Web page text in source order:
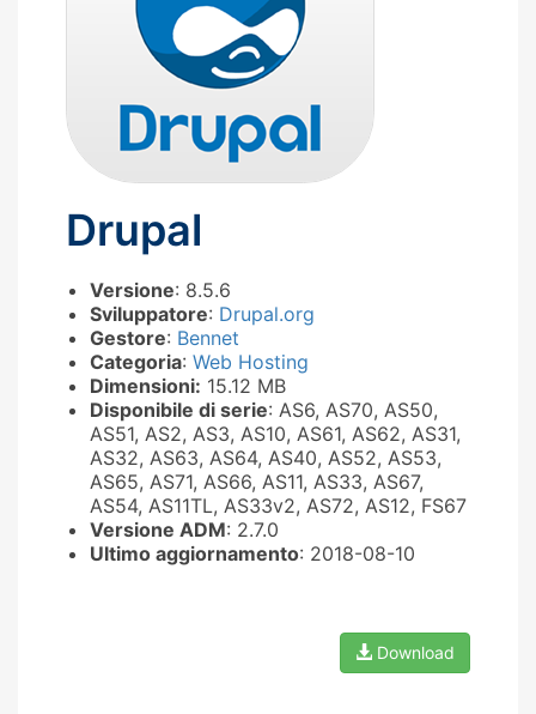
Drupal
Versione: 8.5.6
Sviluppatore: Drupal.org
Gestore: Bennet
Categoria: Web Hosting
Dimensioni: 15.12 MB
Disponibile di serie: AS6, AS70, AS50,
AS51, AS2, AS3, AS10, AS61, AS62, AS31,
AS32, AS63, AS64, AS40, AS52, AS53,
AS65, AS71, AS66, AS11, AS33, AS67,
AS54, AS11TL, AS33v2, AS72, AS12, FS67
Versione ADM: 2.7.0
Ultimo aggiornamento: 2018-08-10
Download